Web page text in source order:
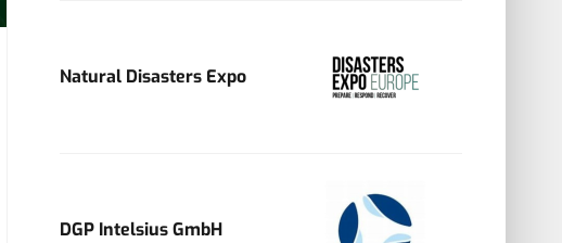
Natural Disasters Expo
DGP Intelsius GmbH